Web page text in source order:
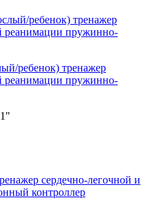
ребенок) тренажер
реанимации пружинно-